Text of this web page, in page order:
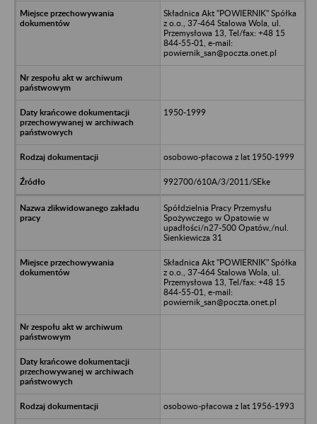
Składnica Akt "POWIERNIK" Spółka
z o.o., 37-464 Stalowa Wola, ul.
Przemysłowa 13, Tel/fax: +48 15
844-55-01, e-mail:
powiernik_san@poczta.onet.pl
1950-1999
osobowo-płacowa z lat 1950-1999
992700/610A/3/2011/SEke
Spółdzielnia Pracy Przemysłu
Spożywczego w Opatowie w
upadłości/n27-500 Opatów,/nul.
Sienkiewicza 31
Składnica Akt "POWIERNIK" Spółka
z o.o., 37-464 Stalowa Wola, ul.
Przemysłowa 13, Tel/fax: +48 15
844-55-01, e-mail:
powiernik_san@poczta.onet.pl
osobowo-płacowa z lat 1956-1993